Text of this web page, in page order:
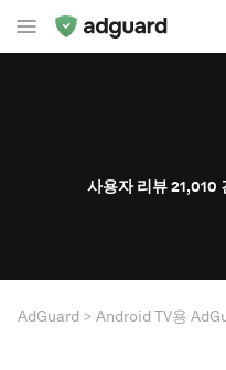
사용자 리뷰 21,010
AdGuard Android TV용